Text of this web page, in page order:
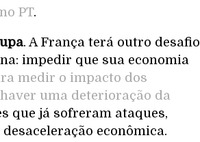
PT.
. A França terá outro desafio
impedir que sua economia
medir o impacto dos
uma deterioração da
que já sofreram ataques,
econômica.